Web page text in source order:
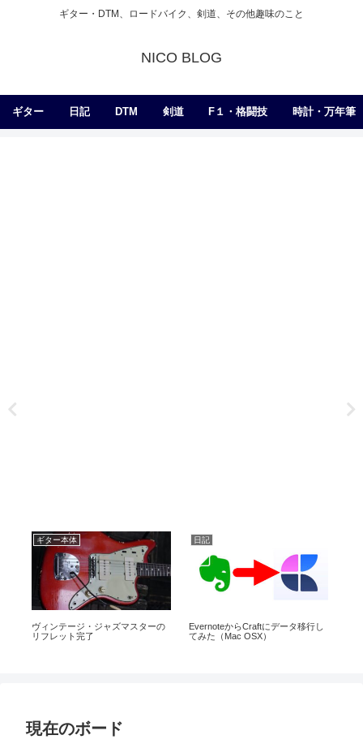
ギター・DTM、ロードバイク、剣道、その他趣味のこと
NICO BLOG
ギター 日記 DTM 剣道 F１・格闘技 時計・万年筆
ギター本体
ヴィンテージ・ジャズマスターの
リフレット完了
日記
EvernoteからCraftにデータ移行し
てみた（Mac OSX）
現在のボード